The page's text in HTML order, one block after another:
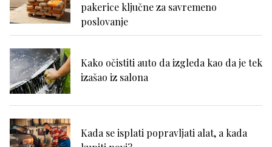
pakerice ključne za savremeno
poslovanje
Kako očistiti auto da izgleda kao da je tek
izašao iz salona
Kada se isplati popravljati alat, a kada